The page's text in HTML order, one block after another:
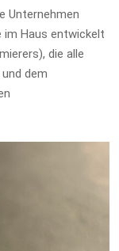
Unternehmen
im Haus entwickelt
die alle
dem